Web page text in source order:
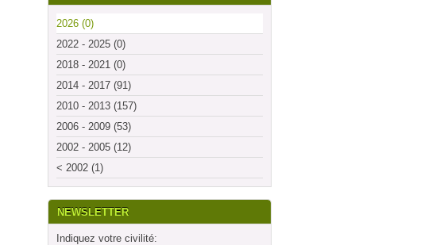
2026 (0)
2022 - 2025 (0)
2018 - 2021 (0)
2014 - 2017 (91)
2010 - 2013 (157)
2006 - 2009 (53)
2002 - 2005 (12)
< 2002 (1)
NEWSLETTER
Indiquez votre civilité: